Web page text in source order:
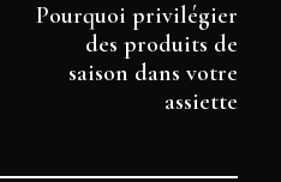
Pourquoi privilégier
des produits de
saison dans votre
assiette